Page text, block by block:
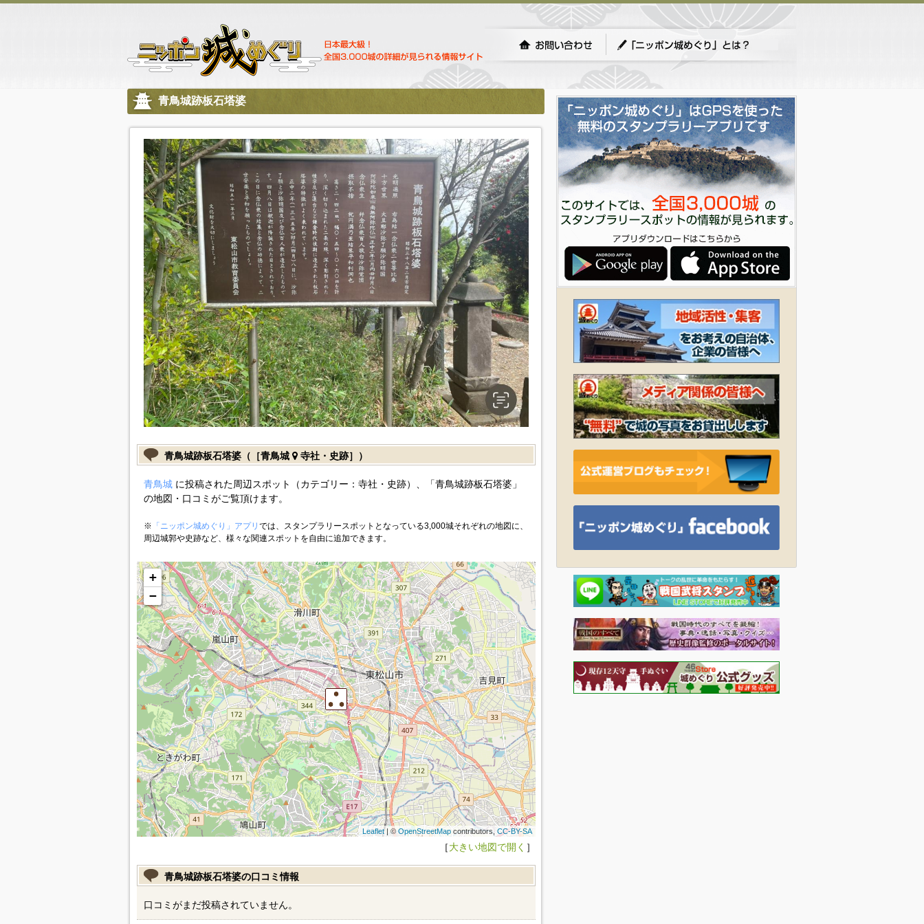
青鳥城跡板石塔婆
青鳥城跡板石塔婆（［青鳥城 寺社・史跡］）
青鳥城に投稿された周辺スポット（カテゴリー：寺社・史跡）、「青鳥城跡板石塔婆」
の地図・口コミがご覧頂けます。
※ 「ニッポン城めぐり」アプリ では、スタンプラリースポットとなっている3,000城それぞれの地図に、
周辺城郭や史跡など、様々な関連スポットを自由に追加できます。
+
−
Leaflet| © OpenStreetMapcontributors, CC-BY-SA
［大きい地図で開く ］
青鳥城跡板石塔婆の口コミ情報
口コミがまだ投稿されていません。